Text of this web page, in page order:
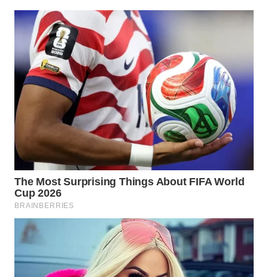
INDRAMAYU
WN
KUNINGAN
WN
MAJALENGKA
WN
SUBANG
WN
SUKABUMI
PURWAKARTA
WN